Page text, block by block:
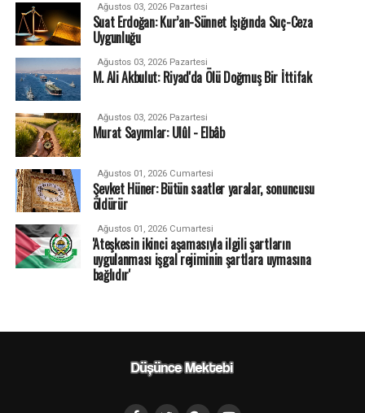
Ağustos 03, 2026 Pazartesi
Suat Erdoğan: Kur’an-Sünnet Işığında Suç-Ceza
Uygunluğu
Ağustos 03, 2026 Pazartesi
M. Ali Akbulut: Riyad'da Ölü Doğmuş Bir İttifak
Ağustos 03, 2026 Pazartesi
Murat Sayımlar: Ulûl - Elbâb
Ağustos 01, 2026 Cumartesi
Şevket Hüner: Bütün saatler yaralar, sonuncusu
öldürür
Ağustos 01, 2026 Cumartesi
'Ateşkesin ikinci aşamasıyla ilgili şartların
uygulanması işgal rejiminin şartlara uymasına
bağlıdır'